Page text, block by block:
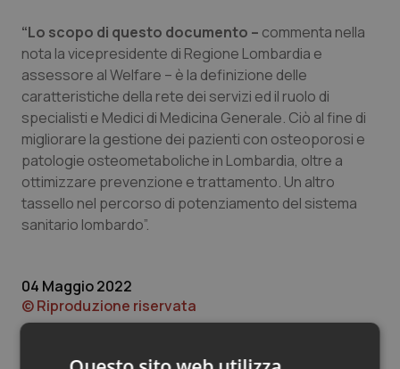
Oncologia & Nutrizione
Psoriasi & pelle
Quotidiano Cardiologia
Quotidiano Chirurgia
Quotidiano Pediatria
“Lo scopo di questo documento – commenta nella
nota la vicepresidente di Regione Lombardia e
assessore al Welfare – è la definizione delle
caratteristiche della rete dei servizi ed il ruolo di
specialisti e Medici di Medicina Generale. Ciò al fine di
migliorare la gestione dei pazienti con osteoporosi e
patologie osteometaboliche in Lombardia, oltre a
ottimizzare prevenzione e trattamento. Un altro
tassello nel percorso di potenziamento del sistema
sanitario lombardo”.
04 Maggio 2022
© Riproduzione riservata